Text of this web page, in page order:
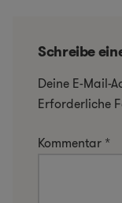
Schreibe
Deine E-Mail-
Erforderliche
Kommentar *